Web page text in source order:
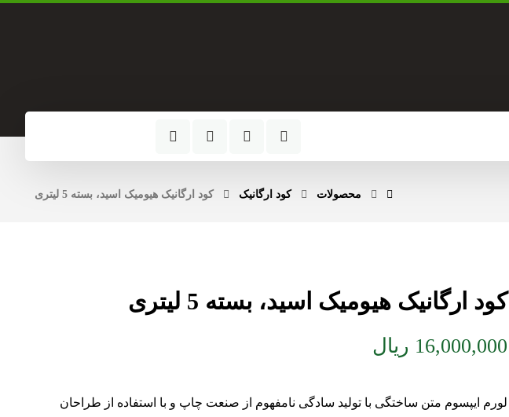
محصولات کود ارگانیک کود ارگانیک هیومیک اسید، بسته 5 لیتری
کود ارگانیک هیومیک اسید، بسته 5 لیتری
16,000,000 ریال
لورم ایپسوم متن ساختگی با تولید سادگی نامفهوم از صنعت چاپ و با استفاده از طراحان